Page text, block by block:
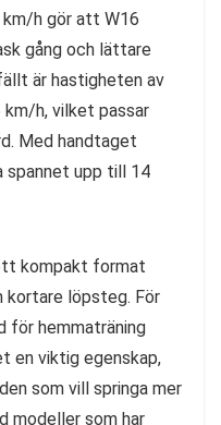
h gör att W16
gång och lättare
är hastigheten av
h, vilket passar
Med handtaget
upp till 14
kompakt format
kortare löpsteg. För
för hemmaträning
en viktig egenskap,
som vill springa mer
modeller som har